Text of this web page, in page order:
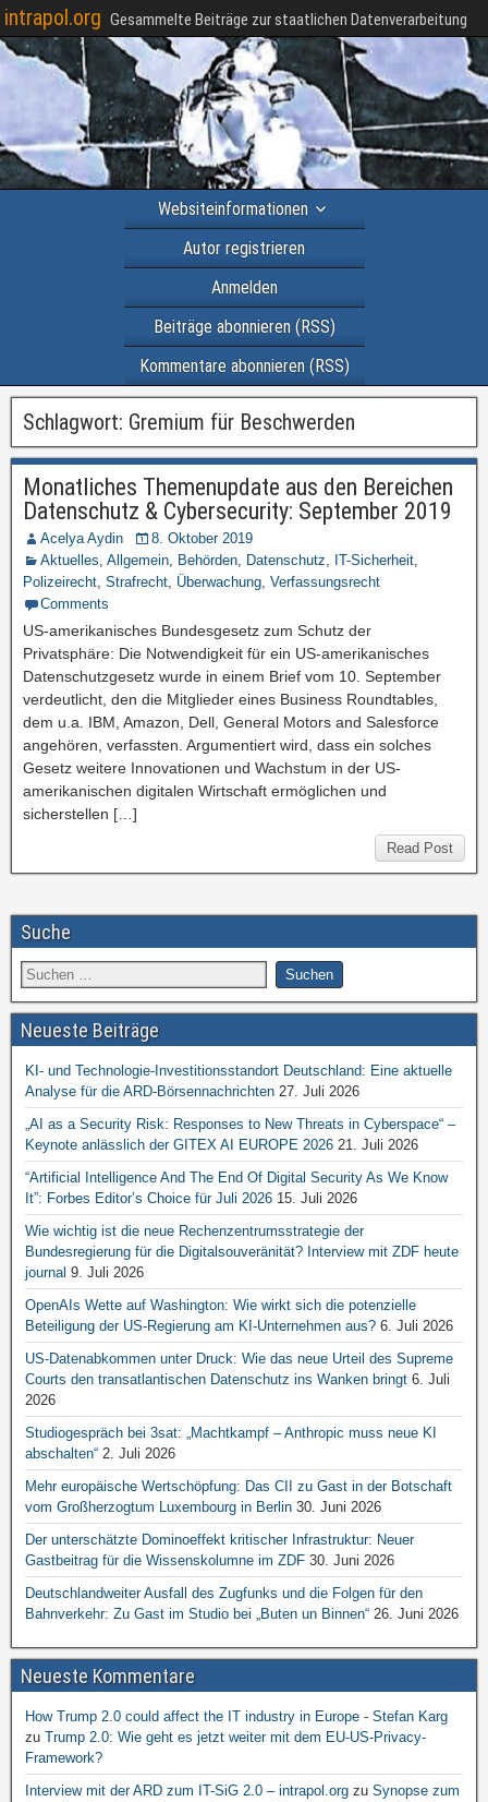
intrapol.org Gesammelte Beiträge zur staatlichen Datenverarbeitung
Websiteinformationen
Autor registrieren
Anmelden
Beiträge abonnieren (RSS)
Kommentare abonnieren (RSS)
Schlagwort: Gremium für Beschwerden
Monatliches Themenupdate aus den Bereichen
Datenschutz & Cybersecurity: September 2019
Acelya Aydin
8. Oktober 2019
Aktuelles, Allgemein, Behörden, Datenschutz, IT-Sicherheit,
Polizeirecht, Strafrecht, Überwachung, Verfassungsrecht
Comments
US-amerikanisches Bundesgesetz zum Schutz der
Privatsphäre: Die Notwendigkeit für ein US-amerikanisches
Datenschutzgesetz wurde in einem Brief vom 10. September
verdeutlicht, den die Mitglieder eines Business Roundtables,
dem u.a. IBM, Amazon, Dell, General Motors and Salesforce
angehören, verfassten. Argumentiert wird, dass ein solches
Gesetz weitere Innovationen und Wachstum in der US-
amerikanischen digitalen Wirtschaft ermöglichen und
sicherstellen […]
Read Post
Suche
Neueste Beiträge
KI- und Technologie-Investitionsstandort Deutschland: Eine aktuelle
Analyse für die ARD-Börsennachrichten 27. Juli 2026
„AI as a Security Risk: Responses to New Threats in Cyberspace“ –
Keynote anlässlich der GITEX AI EUROPE 2026 21. Juli 2026
“Artificial Intelligence And The End Of Digital Security As We Know
It”: Forbes Editor’s Choice für Juli 2026 15. Juli 2026
Wie wichtig ist die neue Rechenzentrumsstrategie der
Bundesregierung für die Digitalsouveränität? Interview mit ZDF heute
journal 9. Juli 2026
OpenAIs Wette auf Washington: Wie wirkt sich die potenzielle
Beteiligung der US-Regierung am KI-Unternehmen aus? 6. Juli 2026
US-Datenabkommen unter Druck: Wie das neue Urteil des Supreme
Courts den transatlantischen Datenschutz ins Wanken bringt 6. Juli
2026
Studiogespräch bei 3sat: „Machtkampf – Anthropic muss neue KI
abschalten“ 2. Juli 2026
Mehr europäische Wertschöpfung: Das CII zu Gast in der Botschaft
vom Großherzogtum Luxembourg in Berlin 30. Juni 2026
Der unterschätzte Dominoeffekt kritischer Infrastruktur: Neuer
Gastbeitrag für die Wissenskolumne im ZDF 30. Juni 2026
Deutschlandweiter Ausfall des Zugfunks und die Folgen für den
Bahnverkehr: Zu Gast im Studio bei „Buten un Binnen“ 26. Juni 2026
Neueste Kommentare
How Trump 2.0 could affect the IT industry in Europe - Stefan Karg
zu Trump 2.0: Wie geht es jetzt weiter mit dem EU-US-Privacy-
Framework?
Interview mit der ARD zum IT-SiG 2.0 – intrapol.org zu Synopse zum